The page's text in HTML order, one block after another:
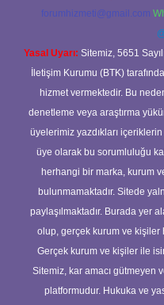
forumhizmeti@gmail.com
Yasal Uyarı: Sitemiz, 5651
İletişim Kurumu (BTK)
hizmet vermektedir. Bu
denetleme veya araştırma
üyelerimiz yazdıkları
üye olarak bu sorumluluğu
herhangi bir marka, kurum
bulunmamaktadır. Sitede
paylaşılmaktadır. Burada yer
olup, gerçek kurum ve kişiler
Gerçek kurum ve kişiler ile
Sitemiz, kar amacı gütmeyen
platformudur. Hukuka ve